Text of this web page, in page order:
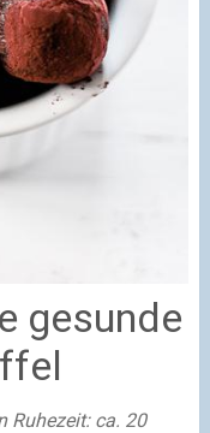
gesunde
Ruhezeit: ca. 20